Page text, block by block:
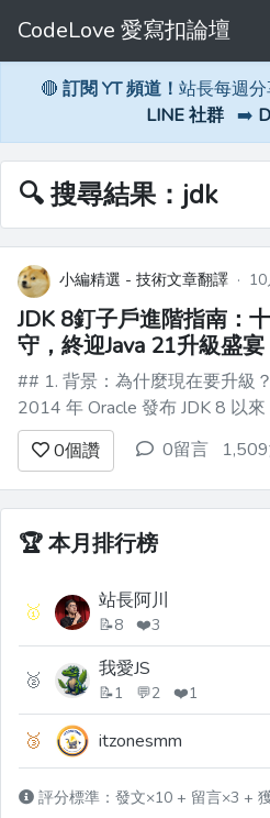
CodeLove 愛寫扣論壇
🔴 訂閱 YT 頻道！ 站長每週
LINE 社群 ➡️
🔍 搜尋結果：jdk
小編精選 - 技術文章翻譯 ·
JDK 8釘子戶進階指南：
守，終迎Java 21升級盛宴
## 1. 背景：為什麼現在要升級
2014 年 Oracle 發布 JDK 8 以來
本憑藉其穩定的性能和豐富的功
成為了 Java 開發者心中「最長
伴」。然而技術世界從未停止前
間 Java 已經迭代到 JDK 24，其
8、JDK 11、JDK 1...
0個讚 0留言
🏆本月排行榜
🥇 站長阿川
📝8 ❤️3
🥈 我愛JS
📝1 💬2 ❤️1
🥉 itzonesmm
評分標準：發文×10 + 留言×3 +